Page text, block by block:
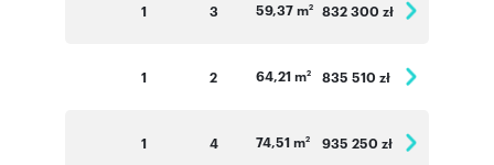
1 3 59,37 m2 832 300 zł
1 2 64,21 m2 835 510 zł
1 4 74,51 m2 935 250 zł